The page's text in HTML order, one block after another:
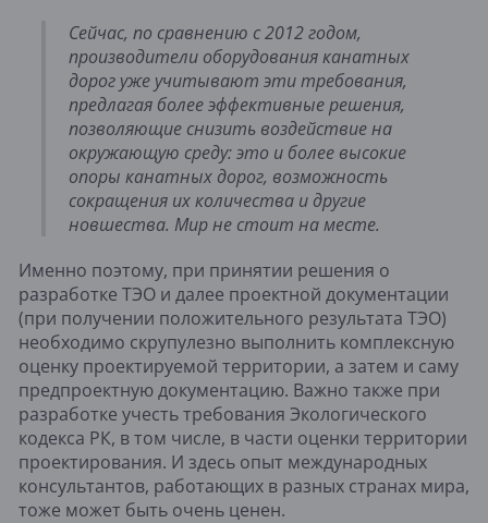
Сейчас, по сравнению с 2012 годом,
производители оборудования канатных
дорог уже учитывают эти требования,
предлагая более эффективные решения,
позволяющие снизить воздействие на
окружающую среду: это и более высокие
опоры канатных дорог, возможность
сокращения их количества и другие
новшества. Мир не стоит на месте.
Именно поэтому, при принятии решения о
разработке ТЭО и далее проектной документации
(при получении положительного результата ТЭО)
необходимо скрупулезно выполнить комплексную
оценку проектируемой территории, а затем и саму
предпроектную документацию. Важно также при
разработке учесть требования Экологического
кодекса РК, в том числе, в части оценки территории
проектирования. И здесь опыт международных
консультантов, работающих в разных странах мира,
тоже может быть очень ценен.